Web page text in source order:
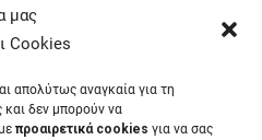
μας
Cookies
απολύτως αναγκαία για τη
και δεν μπορούν να
προαιρετικά cookies για να σας